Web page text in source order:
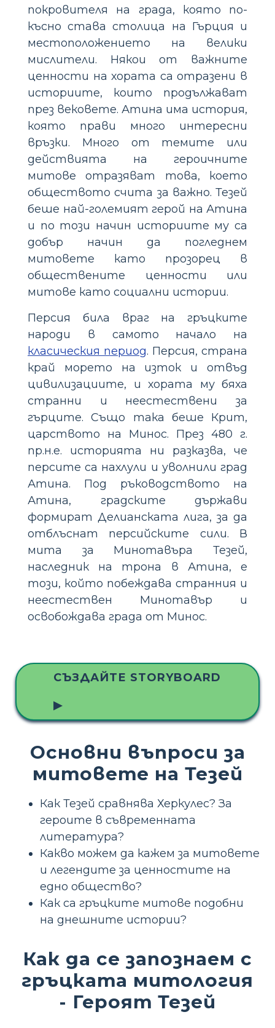
покровителя на града, която по-
късно става столица на Гърция и
местоположението на велики
мислители. Някои от важните
ценности на хората са отразени в
историите, които продължават
през вековете. Атина има история,
която прави много интересни
връзки. Много от темите или
действията на героичните
митове отразяват това, което
обществото счита за важно. Тезей
беше най-големият герой на Атина
и по този начин историите му са
добър начин да погледнем
митовете като прозорец в
обществените ценности или
митове като социални истории.
Персия била враг на гръцките
народи в самото начало на
класическия период. Персия, страна
край морето на изток и отвъд
цивилизациите, и хората му бяха
странни и неестествени за
гърците. Също така беше Крит,
царството на Минос. През 480 г.
пр.н.е. историята ни разказва, че
персите са нахлули и уволнили град
Атина. Под ръководството на
Атина, градските държави
формират Делианската лига, за да
отблъснат персийските сили. В
мита за Минотавъра Тезей,
наследник на трона в Атина, е
този, който побеждава странния и
неестествен Минотавър и
освобождава града от Минос.
СЪЗДАЙТЕ STORYBOARD
▶
Основни въпроси за
митовете на Тезей
Как Тезей сравнява Херкулес? За
героите в съвременната
литература?
Какво можем да кажем за митовете
и легендите за ценностите на
едно общество?
Как са гръцките митове подобни
на днешните истории?
Как да се запознаем с
гръцката митология
- Героят Тезей